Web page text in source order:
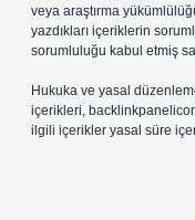
veya araştırma
yazdıkları içeriklerin
sorumluluğu kabul etmiş
Hukuka ve yasal
içerikleri,
ilgili içerikler yasal süre